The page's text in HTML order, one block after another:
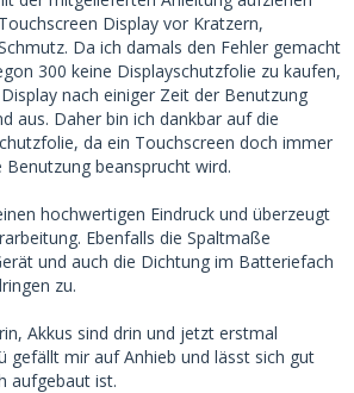
Display vor Kratzern,
Da ich damals den Fehler gemacht
300 keine Displayschutzfolie zu kaufen,
nach einiger Zeit der Benutzung
aus. Daher bin ich dankbar auf die
da ein Touchscreen doch immer
Benutzung beansprucht wird.
hochwertigen Eindruck und überzeugt
Ebenfalls die Spaltmaße
und auch die Dichtung im Batteriefach
zu.
Akkus sind drin und jetzt erstmal
gefällt mir auf Anhieb und lässt sich gut
aufgebaut ist.